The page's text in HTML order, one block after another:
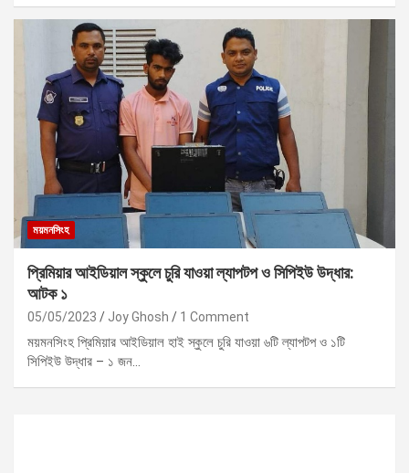
ময়মনসিংহ
প্রিমিয়ার আইডিয়াল স্কুলে চুরি যাওয়া ল্যাপটপ ও সিপিইউ উদ্ধার:
আটক ১
05/05/2023 Joy Ghosh 1 Comment
ময়মনসিংহ প্রিমিয়ার আইডিয়াল হাই স্কুলে চুরি যাওয়া ৬টি ল্যাপটপ ও ১টি
সিপিইউ উদ্ধার – ১ জন…